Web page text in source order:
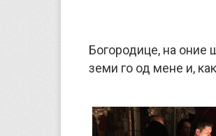
Богородице, на оние
земи го од мене и,